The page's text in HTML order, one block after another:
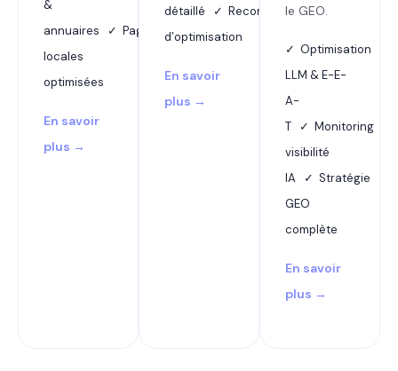
&
annuaires ✓ Pages
locales
optimisées
En savoir
plus →
détaillé ✓ Recommandations
d’optimisation
En savoir
plus →
le GEO.
✓ Optimisation
LLM & E-E-
A-
T ✓ Monitoring
visibilité
IA ✓ Stratégie
GEO
complète
En savoir
plus →